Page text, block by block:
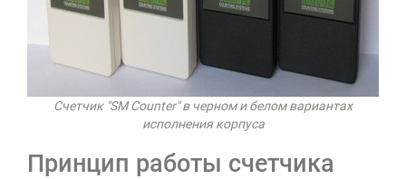
Счетчик "SM Counter" в черном и белом вариантах
исполнения корпуса
Принцип работы счетчика